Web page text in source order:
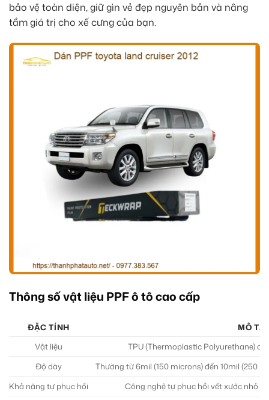
bảo vệ toàn diện, giữ gìn vẻ đẹp nguyên bản và nâng
tầm giá trị cho xế cưng của bạn.
Thông số vật liệu PPF ô tô cao cấp
ĐẶC TÍNH
MÔ TẢ
Vật liệu
TPU (Thermoplastic Polyurethane)
Độ dày
Thường từ 6mil (150 microns) đến 10mil (250
Khả năng tự phục hồi
Công nghệ tự phục hồi vết xước nhỏ